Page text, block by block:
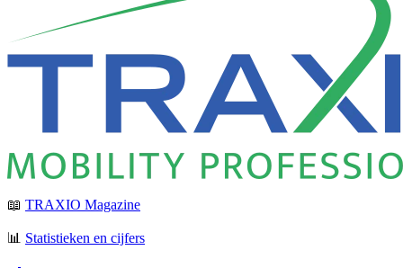
📖 TRAXIO Magazine
📊 Statistieken en cijfers